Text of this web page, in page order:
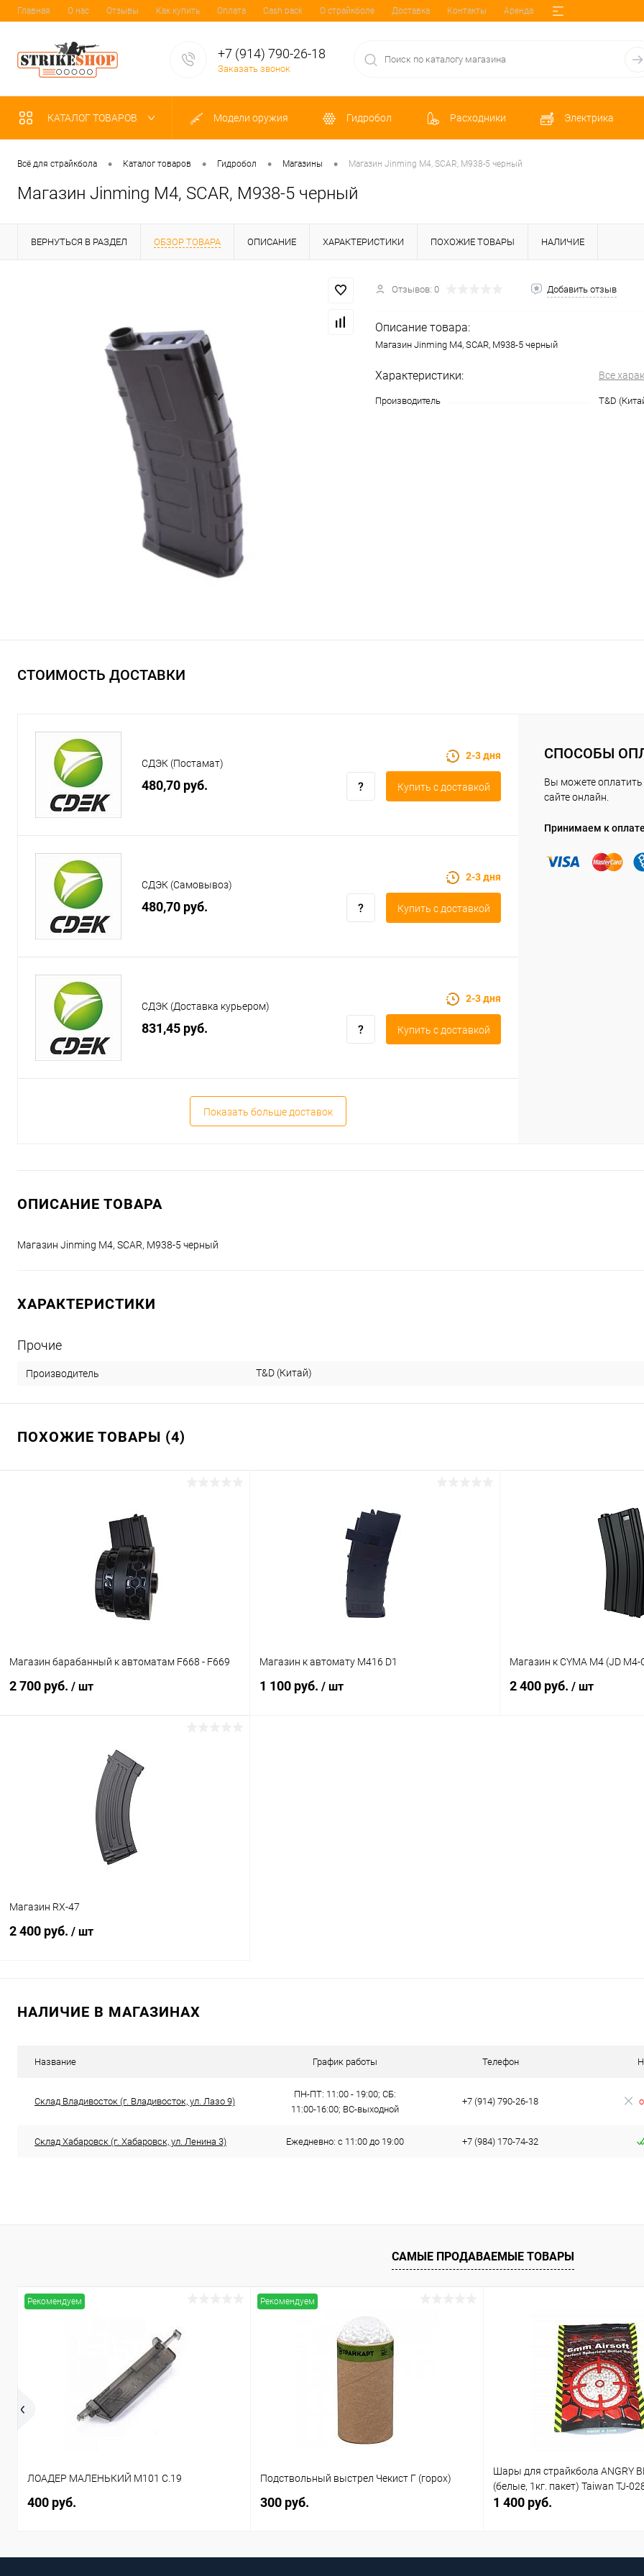
Главная О нас Отзывы Как купить Оплата Cash back О страйкболе Доставка Контакты Аренда
+7 (914) 790-26-18
Заказать звонок
КАТАЛОГ ТОВАРОВ Модели оружия Гидробол Расходники Электрика
Всё для страйкбола • Каталог товаров • Гидробол • Магазины • Магазин Jinming M4, SCAR, M938-5 черный
Магазин Jinming M4, SCAR, M938-5 черный
ВЕРНУТЬСЯ В РАЗДЕЛ ОБЗОР ТОВАРА ОПИСАНИЕ ХАРАКТЕРИСТИКИ ПОХОЖИЕ ТОВАРЫ НАЛИЧИЕ
Отзывов: 0 Добавить отзыв
Описание товара:
Магазин Jinming M4, SCAR, M938-5 черный
Характеристики: Все
Производитель T&D
СТОИМОСТЬ ДОСТАВКИ
СДЭК (Постамат)
480,70 руб.
2-3 дня
Купить c доставкой
СДЭК (Самовывоз)
480,70 руб.
2-3 дня
Купить c доставкой
СДЭК (Доставка курьером)
831,45 руб.
2-3 дня
Купить c доставкой
Показать больше доставок
СПОСОБЫ
Вы можете оплатить
сайте онлайн.
Принимаем к оплате
ОПИСАНИЕ ТОВАРА
Магазин Jinming M4, SCAR, M938-5 черный
ХАРАКТЕРИСТИКИ
Прочие
Производитель T&D (Китай)
ПОХОЖИЕ ТОВАРЫ (4)
Магазин барабанный к автоматам F668 - F669
2 700 руб. / шт
Магазин к автомату M416 D1
1 100 руб. / шт
Магазин к CYMA M4 (JD M4-
2 400 руб. / шт
Магазин RX-47
2 400 руб. / шт
НАЛИЧИЕ В МАГАЗИНАХ
Название График работы Телефон
Склад Владивосток (г. Владивосток, ул. Лазо 9)
ПН-ПТ: 11:00 - 19:00; СБ:
11:00-16:00; ВС-выходной
+7 (914) 790-26-18
Склад Хабаровск (г. Хабаровск, ул. Ленина 3) Ежедневно: с 11:00 до 19:00 +7 (984) 170-74-32
САМЫЕ ПРОДАВАЕМЫЕ ТОВАРЫ
Рекомендуем
ЛОАДЕР МАЛЕНЬКИЙ M101 C.19
400 руб.
Рекомендуем
Подствольный выстрел Чекист Г (горох)
300 руб.
Шары для страйкбола ANGRY
(белые, 1кг. пакет) Taiwan TJ-
1 400 руб.